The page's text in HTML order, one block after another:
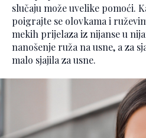
slučaju može uvelike pomoći.
poigrajte se olovkama i
mekih prijelaza iz nijanse u
nanošenje ruža na usne, a za
malo sjajila za usne.